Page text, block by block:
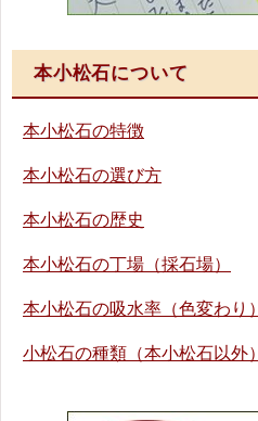
本小松石について
本小松石の特徴
本小松石の選び方
本小松石の歴史
本小松石の丁場（採石場）
本小松石の吸水率（色変わり）
小松石の種類（本小松石以外）